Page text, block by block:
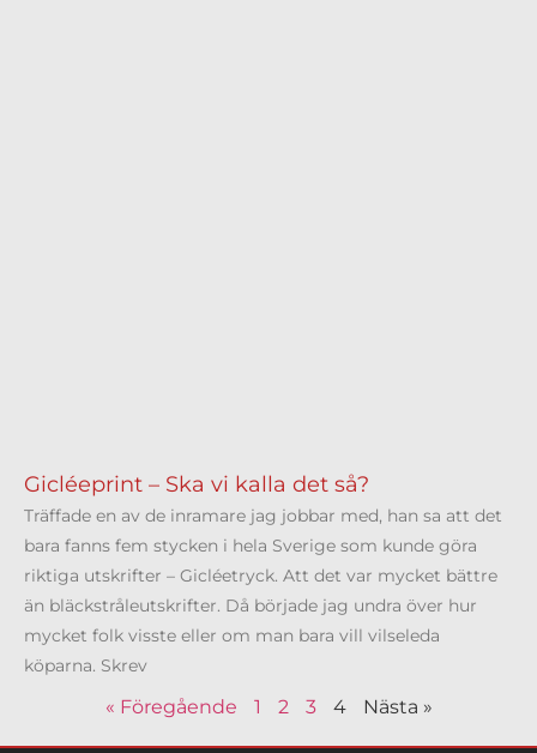
Gicléeprint – Ska vi kalla det så?
Träffade en av de inramare jag jobbar med, han sa att det
bara fanns fem stycken i hela Sverige som kunde göra
riktiga utskrifter – Gicléetryck. Att det var mycket bättre
än bläckstråleutskrifter. Då började jag undra över hur
mycket folk visste eller om man bara vill vilseleda
köparna. Skrev
« Föregående 1 2 3 4 Nästa »